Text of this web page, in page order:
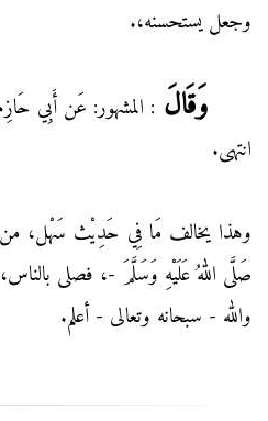
وجعل يستحسنه،.
وَقَالَ : المشهور: عَن أَبِي
انتهى.
وهذا يخالف مَا فِي حَدِيْث سَهْل، من
صَلَّى اللهُ عَلَيْهِ وَسَلَّمَ -، فصلى
والله - سبحانه وتعالى - أعلم.